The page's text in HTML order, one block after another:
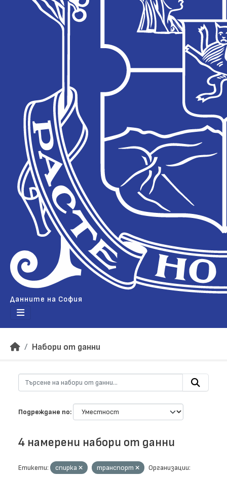
Данните на София
Набори от данни
Подреждане по
4 намерени набори от данни
Етикети: спирка транспорт
Организации: